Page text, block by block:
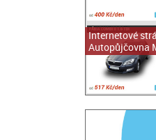
Internetové
Autopůjčovna